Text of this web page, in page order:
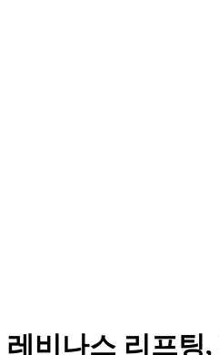
레비나스 리프팅,